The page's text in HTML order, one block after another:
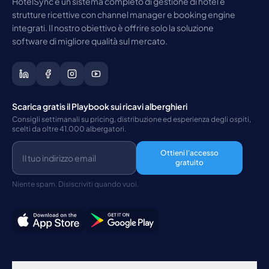
strutture ricettive con channel manager e booking engine
integrati. Il nostro obiettivo è offrire solo la soluzione
software di migliore qualità sul mercato.
Scarica gratis il Playbook sui ricavi alberghieri
Consigli settimanali su pricing, distribuzione ed esperienza degli ospiti,
scelti da oltre 41.000 albergatori.
Ottieni l'accesso
gratuito
Niente spam. Disiscriviti quando vuoi.